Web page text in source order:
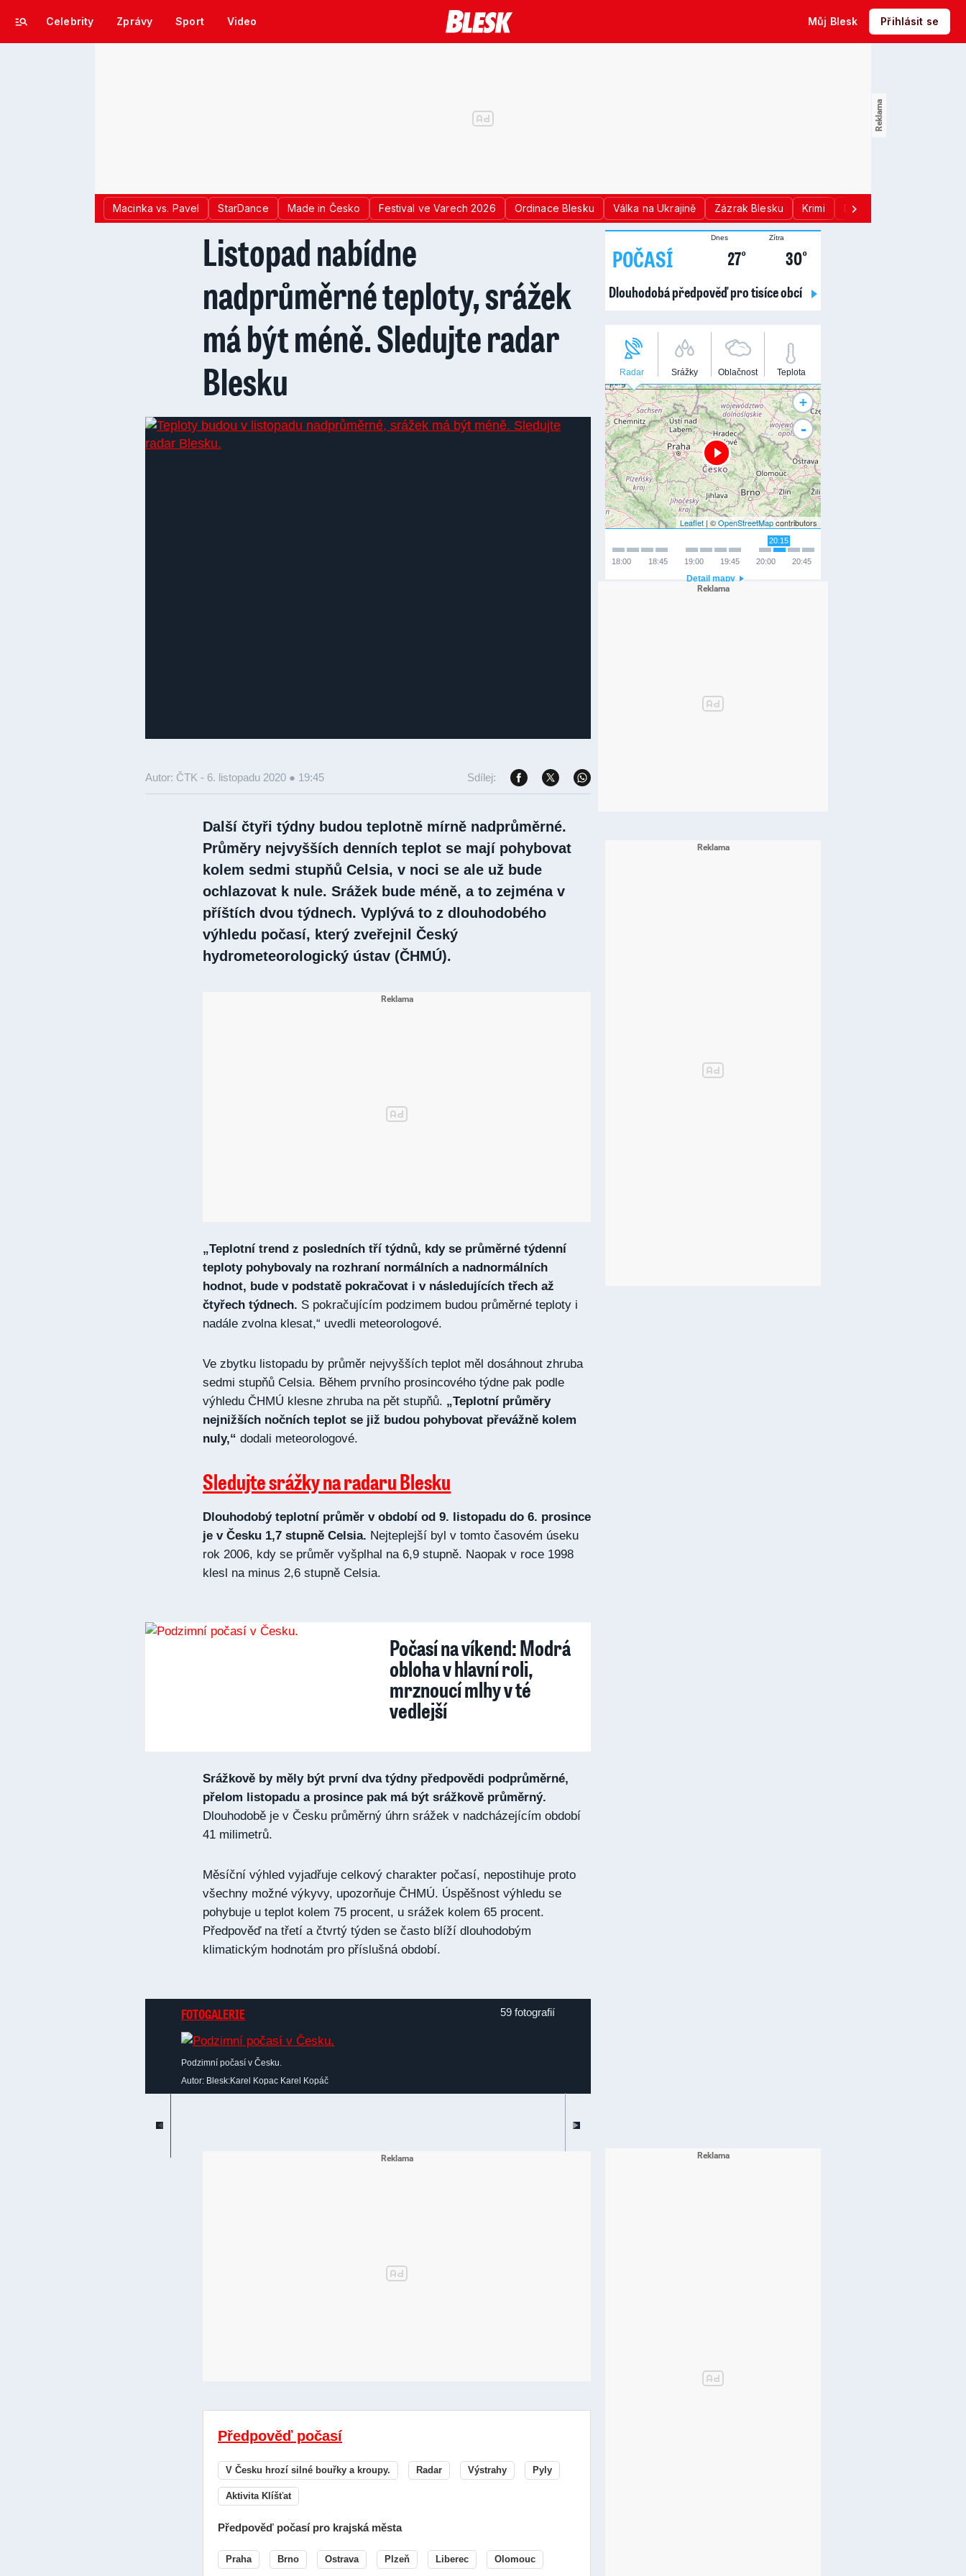
Celebrity Zprávy Sport Video Můj Blesk Přihlásit se
Macinka vs. Pavel StarDance Made in Česko Festival ve Varech 2026 Ordinace Blesku Válka na Ukrajině Zázrak Blesku Krimi Donald Trump
Listopad nabídne
nadprůměrné teploty, srážek
má být méně. Sledujte radar
Blesku
Autor: ČTK - 6. listopadu 2020 ● 19:45 Sdílej:
Další čtyři týdny budou teplotně mírně nadprůměrné.
Průměry nejvyšších denních teplot se mají pohybovat
kolem sedmi stupňů Celsia, v noci se ale už bude
ochlazovat k nule. Srážek bude méně, a to zejména v
příštích dvou týdnech. Vyplývá to z dlouhodobého
výhledu počasí, který zveřejnil Český
hydrometeorologický ústav (ČHMÚ).
„Teplotní trend z posledních tří týdnů, kdy se průměrné týdenní
teploty pohybovaly na rozhraní normálních a nadnormálních
hodnot, bude v podstatě pokračovat i v následujících třech až
čtyřech týdnech. S pokračujícím podzimem budou průměrné teploty i
nadále zvolna klesat,“ uvedli meteorologové.
Ve zbytku listopadu by průměr nejvyšších teplot měl dosáhnout zhruba
sedmi stupňů Celsia. Během prvního prosincového týdne pak podle
výhledu ČHMÚ klesne zhruba na pět stupňů. „Teplotní průměry
nejnižších nočních teplot se již budou pohybovat převážně kolem
nuly,“ dodali meteorologové.
Sledujte srážky na radaru Blesku
Dlouhodobý teplotní průměr v období od 9. listopadu do 6. prosince
je v Česku 1,7 stupně Celsia. Nejteplejší byl v tomto časovém úseku
rok 2006, kdy se průměr vyšplhal na 6,9 stupně. Naopak v roce 1998
klesl na minus 2,6 stupně Celsia.
Počasí na víkend: Modrá
obloha v hlavní roli,
mrznoucí mlhy v té
vedlejší
Srážkově by měly být první dva týdny předpovědi podprůměrné,
přelom listopadu a prosince pak má být srážkově průměrný.
Dlouhodobě je v Česku průměrný úhrn srážek v nadcházejícím období
41 milimetrů.
Měsíční výhled vyjadřuje celkový charakter počasí, nepostihuje proto
všechny možné výkyvy, upozorňuje ČHMÚ. Úspěšnost výhledu se
pohybuje u teplot kolem 75 procent, u srážek kolem 65 procent.
Předpověď na třetí a čtvrtý týden se často blíží dlouhodobým
klimatickým hodnotám pro příslušná období.
FOTOGALERIE 59 fotografií
Podzimní počasí v Česku.
Autor: Blesk:Karel Kopac Karel Kopáč
Předpověď počasí
V Česku hrozí silné bouřky a kroupy. Radar Výstrahy Pyly
Aktivita Klíšťat
Předpověď počasí pro krajská města
Praha Brno Ostrava Plzeň Liberec Olomouc
POČASÍ
Dnes
27°
Zítra
30°
Dlouhodobá předpověď pro tisíce obcí
Radar Srážky Oblačnost Teplota
+
-
Leaflet | ©OpenStreetMapcontributors
20:15
20:45
20:00
19:45
19:00
18:45
18:00
Detail mapy